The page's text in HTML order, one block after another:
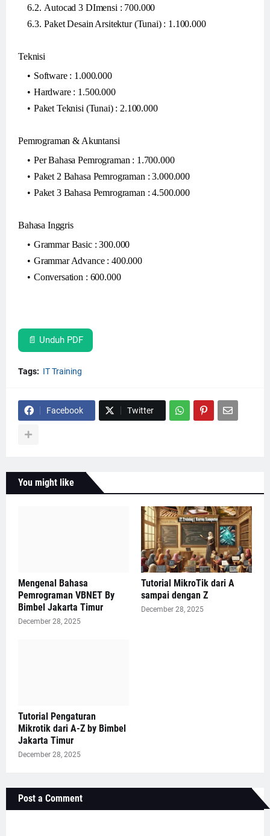
Autocad 3 DImensi : 700.000
Paket Desain Arsitektur (Tunai) : 1.100.000
Teknisi
Software : 1.000.000
Hardware : 1.500.000
Paket Teknisi (Tunai) : 2.100.000
Pemrograman & Akuntansi
Per Bahasa Pemrograman : 1.700.000
Paket 2 Bahasa Pemrograman : 3.000.000
Paket 3 Bahasa Pemrograman : 4.500.000
Bahasa Inggris
Grammar Basic : 300.000
Grammar Advance : 400.000
Conversation : 600.000
📄 Unduh PDF
Tags: IT Training
Facebook Twitter
You might like
Mengenal Bahasa
Pemrograman VBNET By
Bimbel Jakarta Timur
December 28, 2025
Tutorial MikroTik dari A
sampai dengan Z
December 28, 2025
Tutorial Pengaturan
Mikrotik dari A-Z by Bimbel
Jakarta Timur
December 28, 2025
Post a Comment